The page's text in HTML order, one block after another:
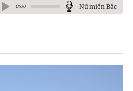
0:00 Nữ miền Bắc